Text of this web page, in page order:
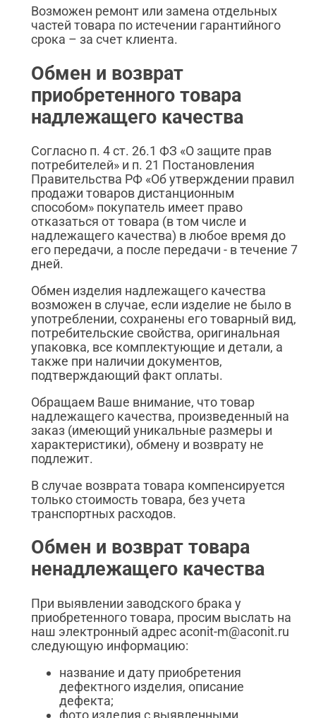
Возможен ремонт или замена отдельных
частей товара по истечении гарантийного
срока – за счет клиента.
Обмен и возврат
приобретенного товара
надлежащего качества
Согласно п. 4 ст. 26.1 ФЗ «О защите прав
потребителей» и п. 21 Постановления
Правительства РФ «Об утверждении правил
продажи товаров дистанционным
способом» покупатель имеет право
отказаться от товара (в том числе и
надлежащего качества) в любое время до
его передачи, а после передачи - в течение 7
дней.
Обмен изделия надлежащего качества
возможен в случае, если изделие не было в
употреблении, сохранены его товарный вид,
потребительские свойства, оригинальная
упаковка, все комплектующие и детали, а
также при наличии документов,
подтверждающий факт оплаты.
Обращаем Ваше внимание, что товар
надлежащего качества, произведенный на
заказ (имеющий уникальные размеры и
характеристики), обмену и возврату не
подлежит.
В случае возврата товара компенсируется
только стоимость товара, без учета
транспортных расходов.
Обмен и возврат товара
ненадлежащего качества
При выявлении заводского брака у
приобретенного товара, просим выслать на
наш электронный адрес aconit-m@aconit.ru
следующую информацию:
название и дату приобретения
дефектного изделия, описание
дефекта;
фото изделия с выявленными